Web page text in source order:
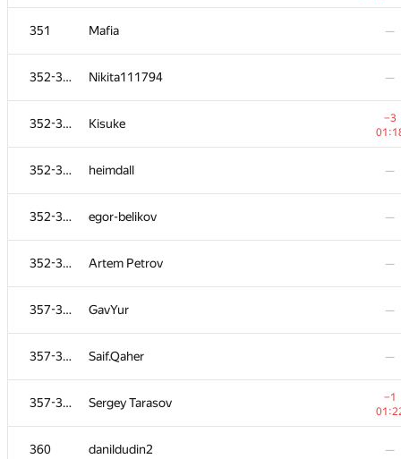
351 Mafia —
352-356 Nikita111794 —
352-356 Kisuke
−3
352-356 heimdall —
352-356 egor-belikov —
352-356 Artem Petrov —
357-359 GavYur —
357-359 Saif.Qaher —
357-359 Sergey Tarasov
−1
360 danildudin2 —